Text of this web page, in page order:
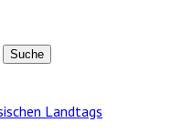
Landtags